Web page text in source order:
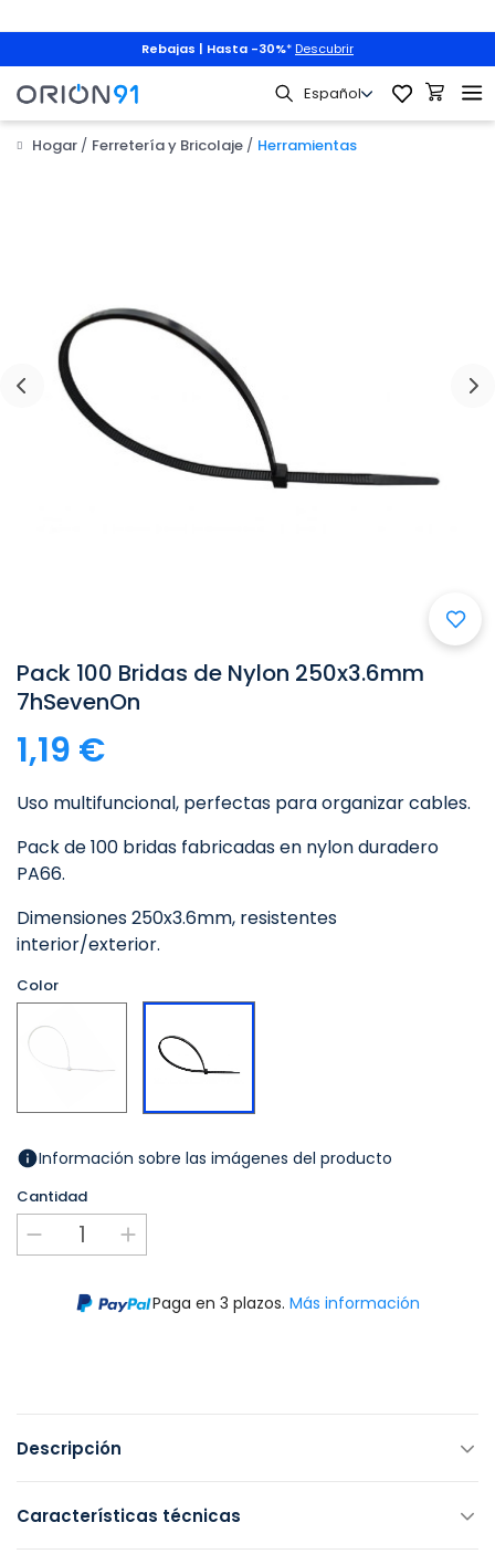
Rebajas | Hasta -30%* Descubrir
Hogar Ferretería y Bricolaje Herramientas
Pack 100 Bridas de Nylon 250x3.6mm
7hSevenOn
1,19 €
Uso multifuncional, perfectas para organizar cables.
Pack de 100 bridas fabricadas en nylon duradero
PA66.
Dimensiones 250x3.6mm, resistentes
interior/exterior.
Color
Blanco Negro
Información sobre las imágenes del producto
Cantidad
Paga en 3 plazos. Más información
Descripción
Características técnicas